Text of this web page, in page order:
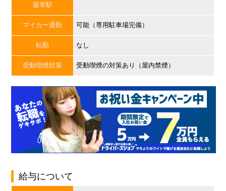
最寄駅
マイカー通勤 可能（専用駐車場完備）
転勤 なし
受動喫煙対策 受動喫煙の対策あり（屋内禁煙）
給与について